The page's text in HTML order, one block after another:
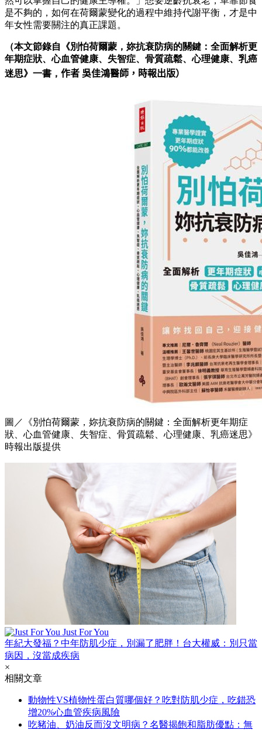
是不夠的，如何在荷爾蒙變化的過程中維持代謝平衡，才是中
年女性需要關注的真正課題。
（本文節錄自《別怕荷爾蒙，妳抗衰防病的關鍵：全面解析更
年期症狀、心血管健康、失智症、骨質疏鬆、心理健康、乳癌
迷思》一書， 作者 吳佳鴻醫師，時報出版）
圖／《別怕荷爾蒙，妳抗衰防病的關鍵：全面解析更年期症
狀、心血管健康、失智症、骨質疏鬆、心理健康、乳癌迷思》
時報出版提供
Just For You
年紀大發福？中年防肌少症，別漏了肥胖！台大權威：別只當
病因，沒當成疾病
×
相關文章
動物性VS植物性蛋白質哪個好？吃對防肌少症，吃錯恐
增20%心血管疾病風險
吃豬油、奶油反而沒文明病？名醫揭飽和脂肪優點：無